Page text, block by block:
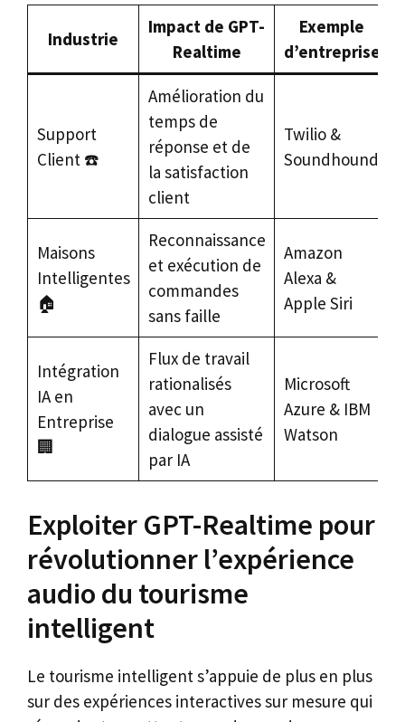
Industrie
Impact de GPT-
Realtime
Exemple
d’entreprise
Support
Client ☎️
Amélioration du
temps de
réponse et de
la satisfaction
client
Twilio &
Soundhound
Maisons
Intelligentes
🏠
Reconnaissance
et exécution de
commandes
sans faille
Amazon
Alexa &
Apple Siri
Intégration
IA en
Entreprise
🏢
Flux de travail
rationalisés
avec un
dialogue assisté
par IA
Microsoft
Azure & IBM
Watson
Exploiter GPT-Realtime pour
révolutionner l’expérience
audio du tourisme
intelligent
Le tourisme intelligent s’appuie de plus en plus
sur des expériences interactives sur mesure qui